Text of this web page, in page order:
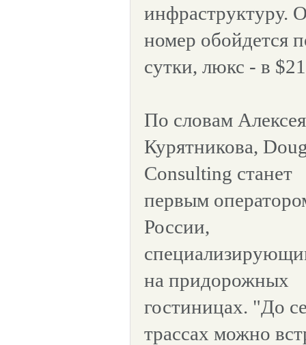
инфраструктуру.
номер обойдется
сутки, люкс - в
По словам Алексея
Курятникова,
Consulting станет
первым
России,
на придорожных
гостиницах. "До
трассах можно